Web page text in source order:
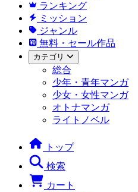
ランキング
ミッション
ジャンル
無料・セール作品
カテゴリ
総合
少年・青年マンガ
少女・女性マンガ
オトナマンガ
ライトノベル
トップ
検索
カート